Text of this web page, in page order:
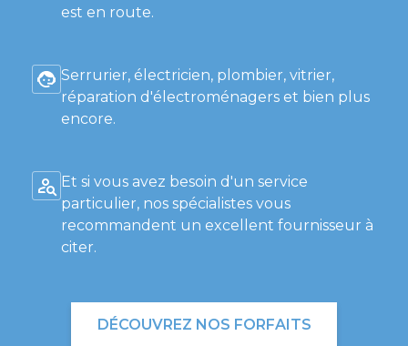
est en route.
Serrurier, électricien, plombier, vitrier,
réparation d'électroménagers et bien plus
encore.
Et si vous avez besoin d'un service
particulier, nos spécialistes vous
recommandent un excellent fournisseur à
citer.
DÉCOUVREZ NOS FORFAITS